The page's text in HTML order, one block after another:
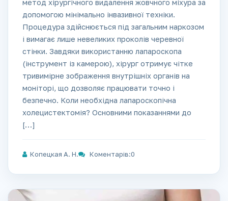
метод хірургічного видалення жовчного міхура за
допомогою мінімально інвазивної техніки.
Процедура здійснюється під загальним наркозом
і вимагає лише невеликих проколів черевної
стінки. Завдяки використанню лапароскопа
(інструмент із камерою), хірург отримує чітке
тривимірне зображення внутрішніх органів на
моніторі, що дозволяє працювати точно і
безпечно. Коли необхідна лапароскопічна
холецистектомія? Основними показаннями до
[…]
Копецкая А. Н. Коментарів:0